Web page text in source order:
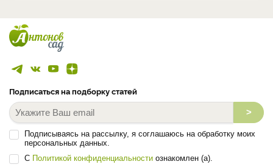
Подписаться на подборку статей
>
Подписываясь на рассылку, я соглашаюсь на обработку моих
персональных данных.
С Политикой конфиденциальности ознакомлен (а).